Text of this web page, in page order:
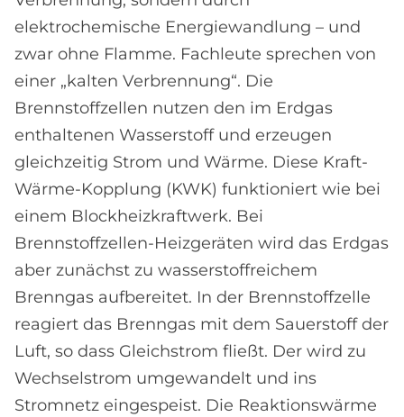
elektrochemische Energiewandlung – und
zwar ohne Flamme. Fachleute sprechen von
einer „kalten Verbrennung“. Die
Brennstoffzellen nutzen den im Erdgas
enthaltenen Wasserstoff und erzeugen
gleichzeitig Strom und Wärme. Diese Kraft-
Wärme-Kopplung (KWK) funktioniert wie bei
einem Blockheizkraftwerk. Bei
Brennstoffzellen-Heizgeräten wird das Erdgas
aber zunächst zu wasserstoffreichem
Brenngas aufbereitet. In der Brennstoffzelle
reagiert das Brenngas mit dem Sauerstoff der
Luft, so dass Gleichstrom fließt. Der wird zu
Wechselstrom umgewandelt und ins
Stromnetz eingespeist. Die Reaktionswärme